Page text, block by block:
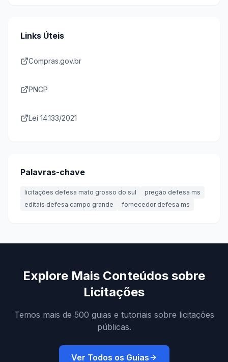
Links Úteis
Compras.gov.br
PNCP
Lei 14.133/2021
Palavras-chave
licitações defesa mato grosso do sul
pregão defesa ms
editais defesa campo grande
fornecedor defesa ms
Explore Mais Conteúdos sobre
Licitações
Temos mais de 500 guias e tutoriais sobre licitações
públicas.
Ver Todos os Guias